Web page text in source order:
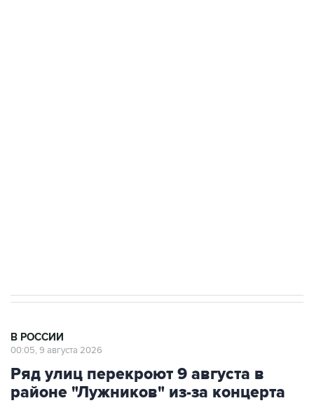
В РОССИИ
00:05, 9 августа 2026
Ряд улиц перекроют 9 августа в
районе "Лужников" из-за концерта